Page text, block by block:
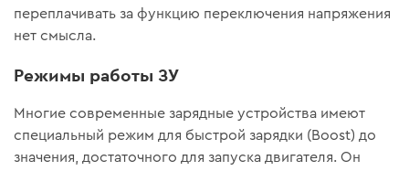
переплачивать за функцию переключения напряжения
нет смысла.
Режимы работы ЗУ
Многие современные зарядные устройства имеют
специальный режим для быстрой зарядки (Boost) до
значения, достаточного для запуска двигателя. Он